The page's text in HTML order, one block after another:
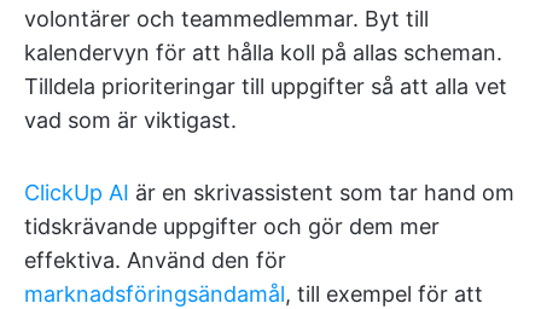
volontärer och teammedlemmar. Byt till
kalendervyn för att hålla koll på allas scheman.
Tilldela prioriteringar till uppgifter så att alla vet
vad som är viktigast.
ClickUp AI är en skrivassistent som tar hand om
tidskrävande uppgifter och gör dem mer
effektiva. Använd den för
marknadsföringsändamål, till exempel för att